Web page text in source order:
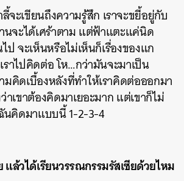
จะเขียนถึงความรู้สึก เราจะขยี้อยู่กับ
นจะได้เศร้าตาม แต่ฟ้าแตะแค่นิด
ป จะเห็นหรือไม่เห็นก็เรื่องของแก
าไปคิดต่อ โห…กว่ามันจะมาเป็น
คิดเบื้องหลังที่ทำให้เราคิดต่อออกมา
าเขาต้องคิดมาเยอะมาก แต่เขาก็ไม่
นคิดมาแบบนี้ 1-2-3-4
แล้วได้เรียนวรรณกรรมรัสเซียด้วยไหม